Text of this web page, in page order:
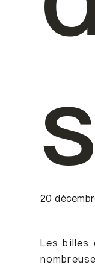
20
Les billes